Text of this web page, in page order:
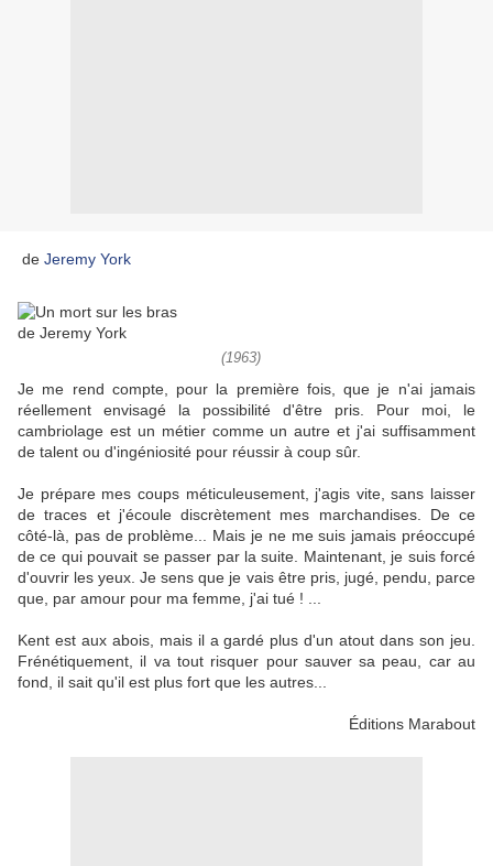
de Jeremy York
(1963)
Je me rend compte, pour la première fois, que je n'ai jamais
réellement envisagé la possibilité d'être pris. Pour moi, le
cambriolage est un métier comme un autre et j'ai suffisamment
de talent ou d'ingéniosité pour réussir à coup sûr.
Je prépare mes coups méticuleusement, j'agis vite, sans laisser
de traces et j'écoule discrètement mes marchandises. De ce
côté-là, pas de problème... Mais je ne me suis jamais préoccupé
de ce qui pouvait se passer par la suite. Maintenant, je suis forcé
d'ouvrir les yeux. Je sens que je vais être pris, jugé, pendu, parce
que, par amour pour ma femme, j'ai tué ! ...
Kent est aux abois, mais il a gardé plus d'un atout dans son jeu.
Frénétiquement, il va tout risquer pour sauver sa peau, car au
fond, il sait qu'il est plus fort que les autres...
Éditions Marabout